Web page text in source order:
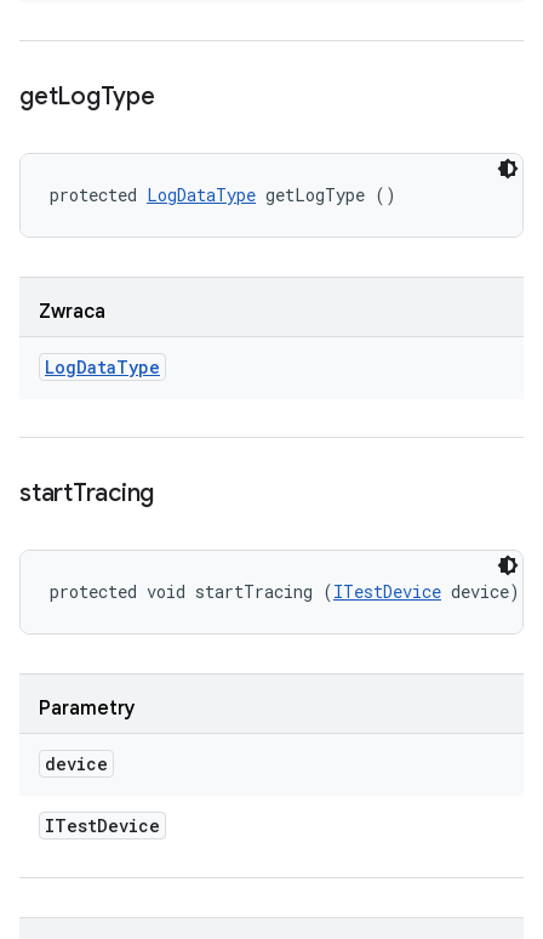
getLogType
protected LogDataType getLogType ()
Zwraca
LogDataType
startTracing
protected void startTracing (ITestDevice device)
Parametry
device
ITestDevice